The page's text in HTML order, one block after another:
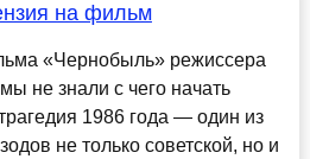
на фильм
«Чернобыль» режиссера
не знали с чего начать
1986 года — один из
не только советской, но и